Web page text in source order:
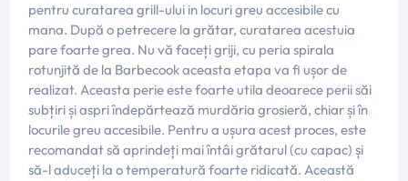
pentru curatarea grill-ului in locuri greu accesibile cu
mana. După o petrecere la grătar, curatarea acestuia
pare foarte grea. Nu vă faceți griji, cu peria spirala
rotunjită de la Barbecook aceasta etapa va fi ușor de
realizat. Aceasta perie este foarte utila deoarece perii săi
subțiri și aspri îndepărtează murdăria grosieră, chiar și în
locurile greu accesibile. Pentru a ușura acest proces, este
recomandat să aprindeți mai întâi grătarul (cu capac) și
să-l aduceți la o temperatură foarte ridicată. Această